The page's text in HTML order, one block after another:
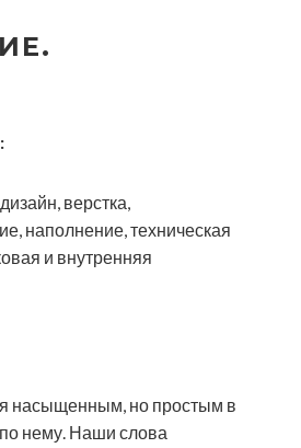
верстка,
наполнение, техническая
и внутренняя
насыщенным, но простым в
нему. Наши слова